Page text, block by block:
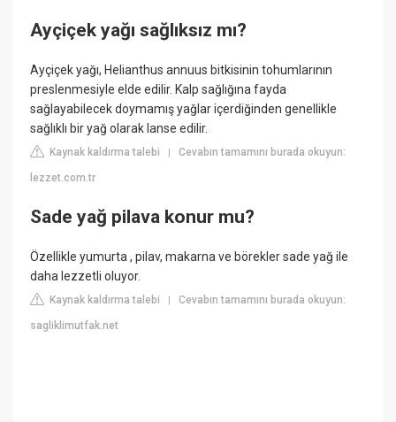
Ayçiçek yağı sağlıksız mı?
Ayçiçek yağı, Helianthus annuus bitkisinin tohumlarının
preslenmesiyle elde edilir. Kalp sağlığına fayda
sağlayabilecek doymamış yağlar içerdiğinden genellikle
sağlıklı bir yağ olarak lanse edilir.
Kaynak kaldırma talebi |Cevabın tamamını burada okuyun:
lezzet.com.tr
Sade yağ pilava konur mu?
Özellikle yumurta , pilav, makarna ve börekler sade yağ ile
daha lezzetli oluyor.
Kaynak kaldırma talebi |Cevabın tamamını burada okuyun:
sagliklimutfak.net